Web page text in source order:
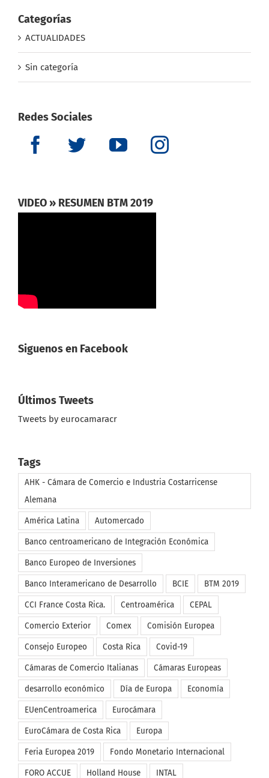
Categorías
ACTUALIDADES
Sin categoría
Redes Sociales
VIDEO » RESUMEN BTM 2019
Siguenos en Facebook
Últimos Tweets
Tweets by eurocamaracr
Tags
AHK - Cámara de Comercio e Industria Costarricense
Alemana
América Latina Automercado
Banco centroamericano de Integración Económica
Banco Europeo de Inversiones
Banco Interamericano de Desarrollo BCIE BTM 2019
CCI France Costa Rica. Centroamérica CEPAL
Comercio Exterior Comex Comisión Europea
Consejo Europeo Costa Rica Covid-19
Cámaras de Comercio Italianas Cámaras Europeas
desarrollo económico Día de Europa Economía
EUenCentroamerica Eurocámara
EuroCámara de Costa Rica Europa
Feria Europea 2019 Fondo Monetario Internacional